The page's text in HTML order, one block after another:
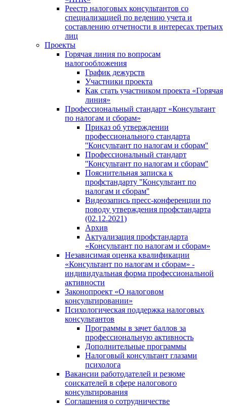
Реестр налоговых консультантов со
специализацией по ведению учета и
составлению отчетности в интересах третьих
лиц
Проекты
Горячая линия по вопросам
налогообложения
График дежурств
Участники проекта
Как стать участником проекта «Горячая
линия»
Профессиональный стандарт «Консультант
по налогам и сборам»
Приказ об утверждении
профессионального стандарта
''Консультант по налогам и сборам''
Профессиональный стандарт
''Консультант по налогам и сборам''
Пояснительная записка к
профстандарту ''Консультант по
налогам и сборам''
Видеозапись пресс-конференции по
поводу утверждения профстандарта
(02.12.2021)
Архив
Актуализация профстандарта
«Консультант по налогам и сборам»
Независимая оценка квалификации
«Консультант по налогам и сборам» -
индивидуальная форма профессиональной
активности
Законопроект «О налоговом
консультировании»
Психологическая поддержка налоговых
консультантов
Программы в зачет баллов за
профессиональную активность
Дополнительные программы
Налоговый консультант глазами
психолога
Вакансии работодателей и резюме
соискателей в сфере налогового
консультирования
Соглашения о сотрудничестве